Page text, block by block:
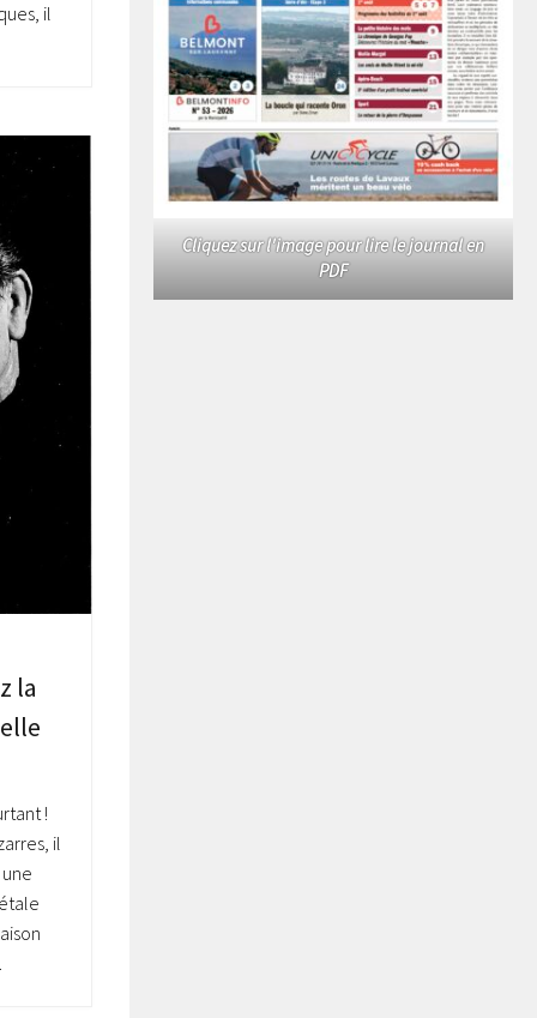
il
la
!
il
Cliquez sur l'image pour lire le journal en
PDF